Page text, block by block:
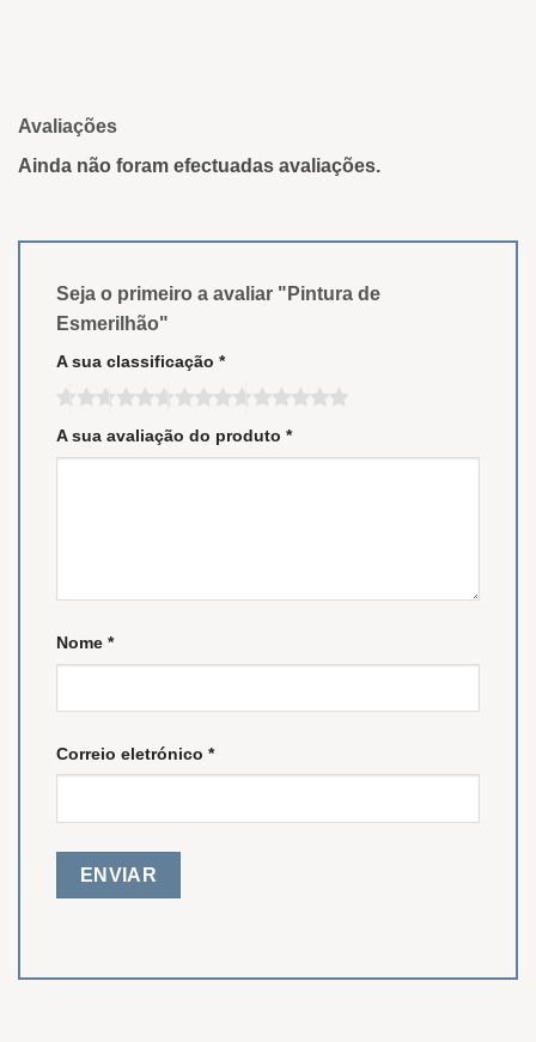
Avaliações
Ainda não foram efectuadas avaliações.
Seja o primeiro a avaliar "Pintura de
Esmerilhão"
A sua classificação *
A sua avaliação do produto *
Nome *
Correio eletrónico *